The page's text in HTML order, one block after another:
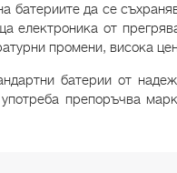
батериите да се
електроника от
промени, висока
батерии от
препоръчва